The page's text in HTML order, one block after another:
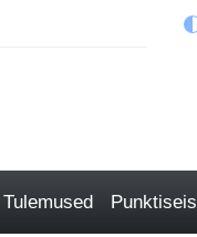
Tulemused Punktiseis